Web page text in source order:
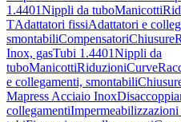
1.4401Nippli da tuboManicotti
TAdattatori fissiAdattatori e
smontabiliCompensatoriChiusure
Inox, gasTubi 1.4401Nippli da
tuboManicottiRiduzioniCurve
e collegamenti, smontabili
Mapress Acciaio Inox
collegamenti